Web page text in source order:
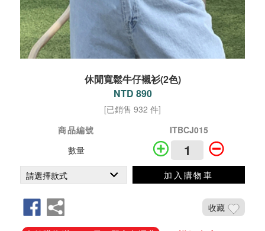
休閒寬鬆牛仔襯衫(2色)
NTD 890
[已銷售 932 件]
商品編號
ITBCJ015
數量
加入購物車
收藏